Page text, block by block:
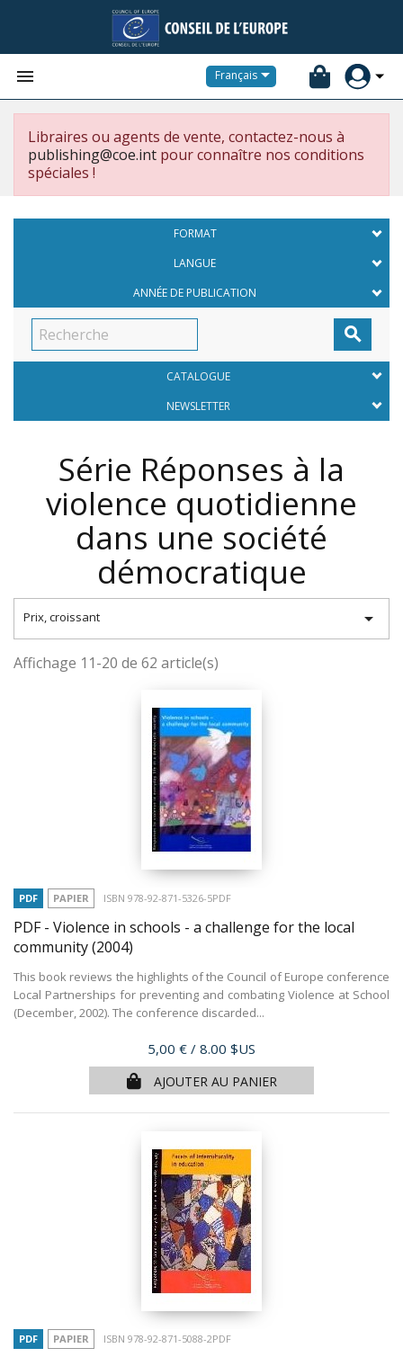
 Français
Libraires ou agents de vente, contactez-nous à
publishing@coe.int pour connaître nos conditions
spéciales !
FORMAT
LANGUE
ANNÉE DE PUBLICATION

CATALOGUE
NEWSLETTER
Série Réponses à la
violence quotidienne
dans une société
démocratique
Prix, croissant 
Affichage 11-20 de 62 article(s)
PDF PAPIER ISBN 978-92-871-5326-5PDF
PDF - Violence in schools - a challenge for the local
community(2004)
This book reviews the highlights of the Council of Europe conference
Local Partnerships for preventing and combating Violence at School
(December, 2002). The conference discarded...
Prix
5,00 € / 8.00 $US
AJOUTER AU PANIER
PDF PAPIER ISBN 978-92-871-5088-2PDF